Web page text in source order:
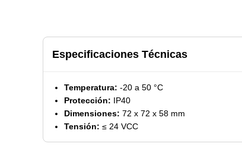
Especificaciones Técnicas
Temperatura: -20 a 50 °C
Protección: IP40
Dimensiones: 72 x 72 x 58 mm
Tensión: ≤ 24 VCC